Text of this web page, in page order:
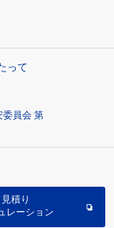
って
委員会 第
見積り
レーション